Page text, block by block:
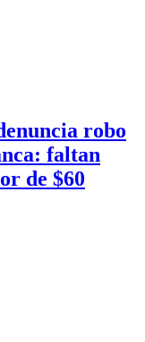
robo
faltan
de $60